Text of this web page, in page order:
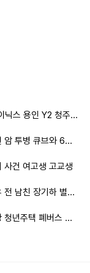
닉스 용인 Y2 청주 M17
암 투병 큐브와 6년 동
사건 여고생 고교생
전 남친 장기하 별일 없
청년주택 폐버스 리모